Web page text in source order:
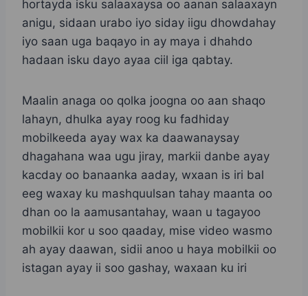
hortayda isku salaaxaysa oo aanan salaaxayn
anigu, sidaan urabo iyo siday iigu dhowdahay
iyo saan uga baqayo in ay maya i dhahdo
hadaan isku dayo ayaa ciil iga qabtay.
Maalin anaga oo qolka joogna oo aan shaqo
lahayn, dhulka ayay roog ku fadhiday
mobilkeeda ayay wax ka daawanaysay
dhagahana waa ugu jiray, markii danbe ayay
kacday oo banaanka aaday, wxaan is iri bal
eeg waxay ku mashquulsan tahay maanta oo
dhan oo la aamusantahay, waan u tagayoo
mobilkii kor u soo qaaday, mise video wasmo
ah ayay daawan, sidii anoo u haya mobilkii oo
istagan ayay ii soo gashay, waxaan ku iri